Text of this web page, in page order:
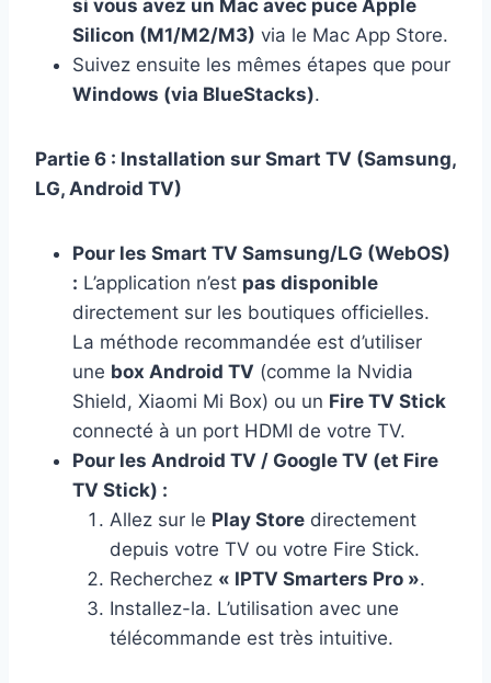
si vous avez un Mac avec puce Apple
Silicon (M1/M2/M3) via le Mac App Store.
Suivez ensuite les mêmes étapes que pour
Windows (via BlueStacks).
Partie 6 : Installation sur Smart TV (Samsung,
LG, Android TV)
Pour les Smart TV Samsung/LG (WebOS)
: L’application n’est pas disponible
directement sur les boutiques officielles.
La méthode recommandée est d’utiliser
une box Android TV (comme la Nvidia
Shield, Xiaomi Mi Box) ou un Fire TV Stick
connecté à un port HDMI de votre TV.
Pour les Android TV / Google TV (et Fire
TV Stick) :
Allez sur le Play Store directement
depuis votre TV ou votre Fire Stick.
Recherchez « IPTV Smarters Pro ».
Installez-la. L’utilisation avec une
télécommande est très intuitive.